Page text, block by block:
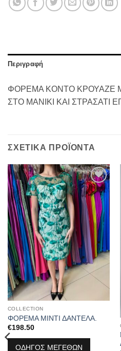
Περιγραφή
ΦΟΡΕΜΑ ΚΟΝΤΟ ΚΡΟΥΑΖΕ
ΣΤΟ ΜΑΝΙΚΙ ΚΑΙ ΣΤΡΑΣΑΤΙ
ΣΧΕΤΙΚΆ ΠΡΟΪΌΝΤΑ
Προσθήκη
στα
αγαπημένα
COLLECTION
ΦΟΡΕΜΑ ΜΙΝΤΙ ΔΑΝΤΕΛΑ.
€198.50
ΟΔΗΓΟΣ ΜΕΓΕΘΩΝ